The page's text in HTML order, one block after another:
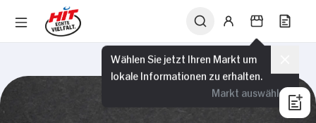
Wählen Sie jetzt Ihren Markt um
lokale Informationen zu erhalten.
Markt auswählen